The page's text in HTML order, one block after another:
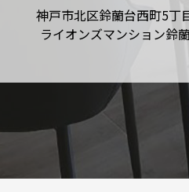
神戸市北区鈴蘭台西町5丁
ライオンズマンション鈴